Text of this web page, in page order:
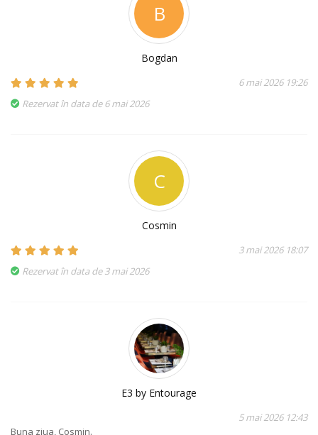
B
Bogdan
6 mai 2026 19:26
Rezervat în data de 6 mai 2026
C
Cosmin
3 mai 2026 18:07
Rezervat în data de 3 mai 2026
E3 by Entourage
5 mai 2026 12:43
Buna ziua, Cosmin.